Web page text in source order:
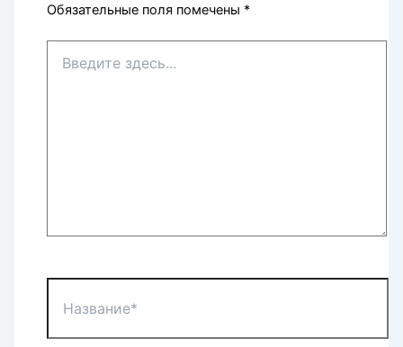
Обязательные поля помечены *
здесь...